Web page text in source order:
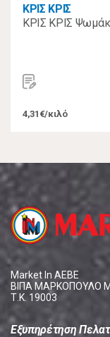
ΚΡΙΣ ΚΡΙΣ
ΚΡΙΣ ΚΡΙΣ
4,31€/κιλό
Market In ΑΕΒΕ
ΒΙΠΑ ΜΑΡΚΟΠΟΥΛΟ
Τ.Κ. 19003
Εξυπηρέτηση